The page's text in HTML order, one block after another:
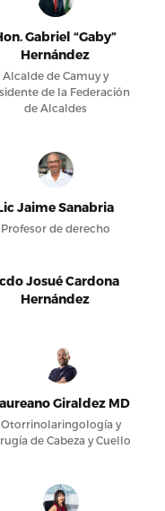
Gabriel “Gaby”
Hernández
Alcalde de Camuy y
de la Federación
de Alcaldes
Jaime Sanabria
Profesor de derecho
Josué Cardona
Hernández
Giraldez MD
Otorrinolaringología y
de Cabeza y Cuello